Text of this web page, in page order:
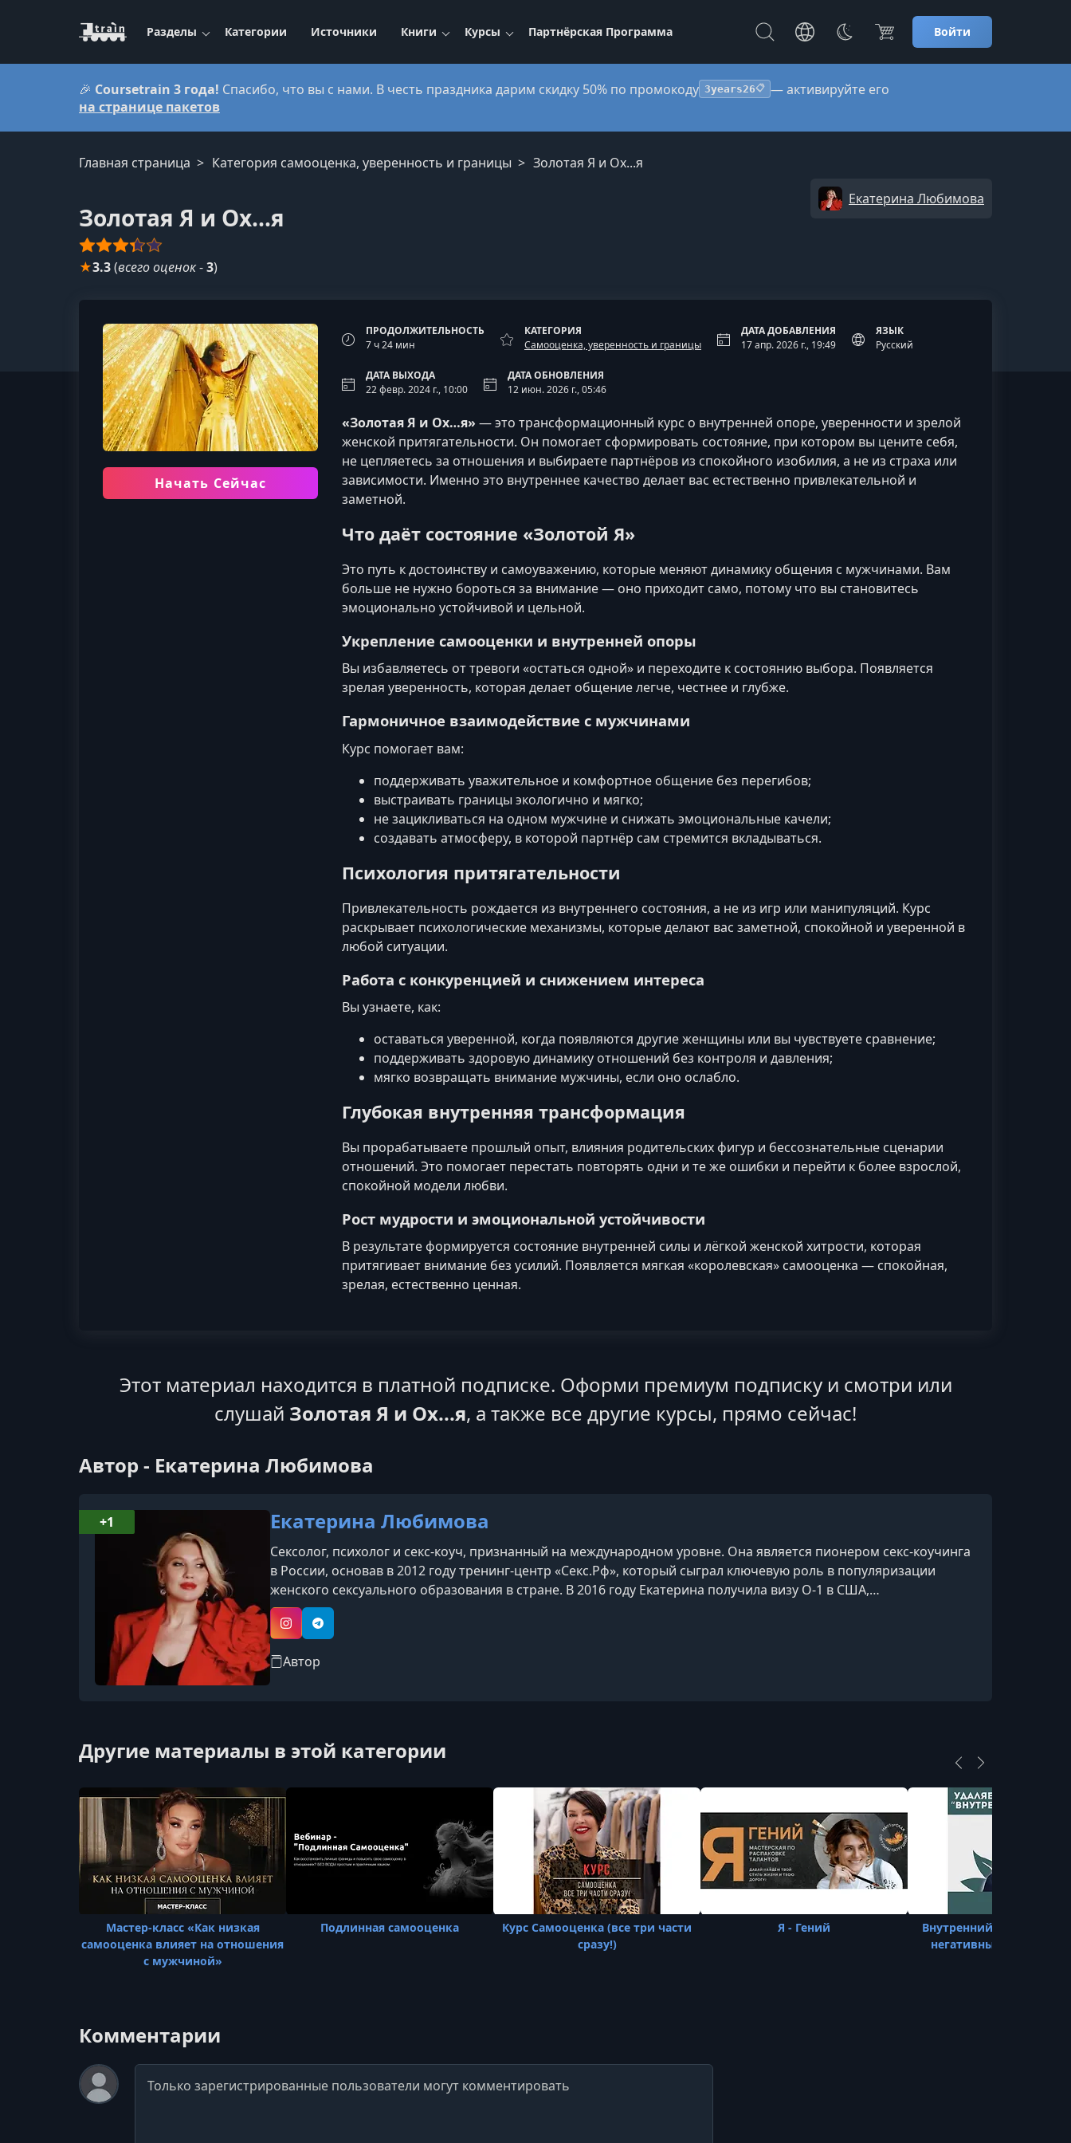
Разделы Категории Источники Книги Курсы Партнёрская Программа Войти
🎉 Coursetrain 3 года! Спасибо, что вы с нами. В честь праздника дарим скидку 50% по промокоду 3years26📋 — активируйте его
на странице пакетов
Главная страница Категория самооценка, уверенность и границы Золотая Я и Ох...я
Золотая Я и Ох...я
Екатерина Любимова
★3.3(всего оценок-3)
Начать Сейчас
ПРОДОЛЖИТЕЛЬНОСТЬ
7 ч 24 мин
КАТЕГОРИЯ
Самооценка, уверенность и границы
ДАТА ДОБАВЛЕНИЯ
17 апр. 2026 г., 19:49
ЯЗЫК
Русский
ДАТА ВЫХОДА
22 февр. 2024 г., 10:00
ДАТА ОБНОВЛЕНИЯ
12 июн. 2026 г., 05:46
«Золотая Я и Ох…я» — это трансформационный курс о внутренней опоре, уверенности и зрелой
женской притягательности. Он помогает сформировать состояние, при котором вы цените себя,
не цепляетесь за отношения и выбираете партнёров из спокойного изобилия, а не из страха или
зависимости. Именно это внутреннее качество делает вас естественно привлекательной и
заметной.
Что даёт состояние «Золотой Я»
Это путь к достоинству и самоуважению, которые меняют динамику общения с мужчинами. Вам
больше не нужно бороться за внимание — оно приходит само, потому что вы становитесь
эмоционально устойчивой и цельной.
Укрепление самооценки и внутренней опоры
Вы избавляетесь от тревоги «остаться одной» и переходите к состоянию выбора. Появляется
зрелая уверенность, которая делает общение легче, честнее и глубже.
Гармоничное взаимодействие с мужчинами
Курс помогает вам:
поддерживать уважительное и комфортное общение без перегибов;
выстраивать границы экологично и мягко;
не зацикливаться на одном мужчине и снижать эмоциональные качели;
создавать атмосферу, в которой партнёр сам стремится вкладываться.
Психология притягательности
Привлекательность рождается из внутреннего состояния, а не из игр или манипуляций. Курс
раскрывает психологические механизмы, которые делают вас заметной, спокойной и уверенной в
любой ситуации.
Работа с конкуренцией и снижением интереса
Вы узнаете, как:
оставаться уверенной, когда появляются другие женщины или вы чувствуете сравнение;
поддерживать здоровую динамику отношений без контроля и давления;
мягко возвращать внимание мужчины, если оно ослабло.
Глубокая внутренняя трансформация
Вы прорабатываете прошлый опыт, влияния родительских фигур и бессознательные сценарии
отношений. Это помогает перестать повторять одни и те же ошибки и перейти к более взрослой,
спокойной модели любви.
Рост мудрости и эмоциональной устойчивости
В результате формируется состояние внутренней силы и лёгкой женской хитрости, которая
притягивает внимание без усилий. Появляется мягкая «королевская» самооценка — спокойная,
зрелая, естественно ценная.
Этот материал находится в платной подписке. Оформи премиум подписку и смотри или
слушай Золотая Я и Ох...я, а также все другие курсы, прямо сейчас!
Автор - Екатерина Любимова
Екатерина Любимова
Сексолог, психолог и секс-коуч, признанный на международном уровне. Она является пионером секс-коучинга
в России, основав в 2012 году тренинг-центр «Секс.Рф», который сыграл ключевую роль в популяризации
женского сексуального образования в стране. В 2016 году Екатерина получила визу O-1 в США,
подтверждающую её выдающиеся способности в своей области. В 2017 году, совместно с супругом, она стала
одним из ведущих блогеров в сфере отношений, собрав
InstagramTelegram
Автор
+1
Другие материалы в этой категории
Мастер-класс «Как низкая
самооценка влияет на отношения
с мужчиной»
Подлинная самооценка
Курс Самооценка (все три части
сразу!)
Я - Гений
Внутренний критик.
негативным программ
Комментарии
Комментарий